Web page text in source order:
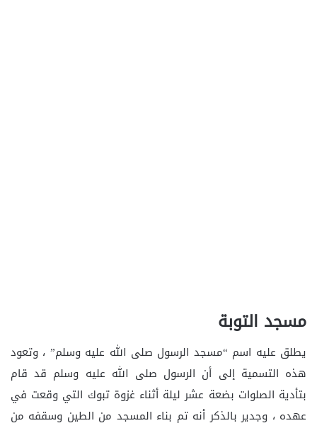
مسجد التوبة
يطلق عليه اسم “مسجد الرسول صلى الله عليه وسلم” ، وتعود
هذه التسمية إلى أن الرسول صلى الله عليه وسلم قد قام
بتأدية الصلوات بضعة عشر ليلة أثناء غزوة تبوك التي وقعت في
عهده ، وجدير بالذكر أنه تم بناء المسجد من الطين وسقفه من